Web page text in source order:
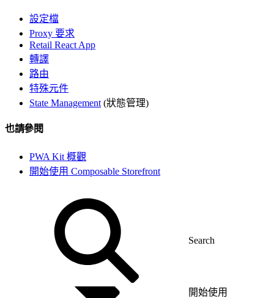
設定檔
Proxy 要求
Retail React App
轉譯
路由
特殊元件
State Management (狀態管理)
也請參閱
PWA Kit 概觀
開始使用 Composable Storefront
開始使用